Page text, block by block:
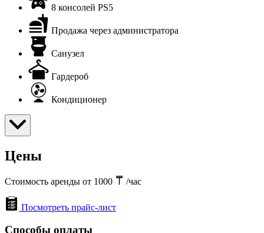
8 консолей PS5
Продажа через администратора
Санузел
Гардероб
Кондиционер
Цены
Стоимость аренды от 1000 /час
Посмотреть прайс-лист
Способы оплаты